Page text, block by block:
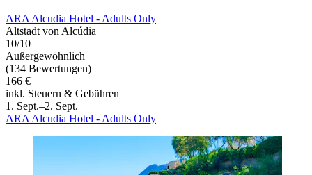
ARA Alcudia Hotel - Adults Only
Altstadt von Alcúdia
10/10
Außergewöhnlich
(134 Bewertungen)
166 €
inkl. Steuern & Gebühren
1. Sept.–2. Sept.
ARA Alcudia Hotel - Adults Only